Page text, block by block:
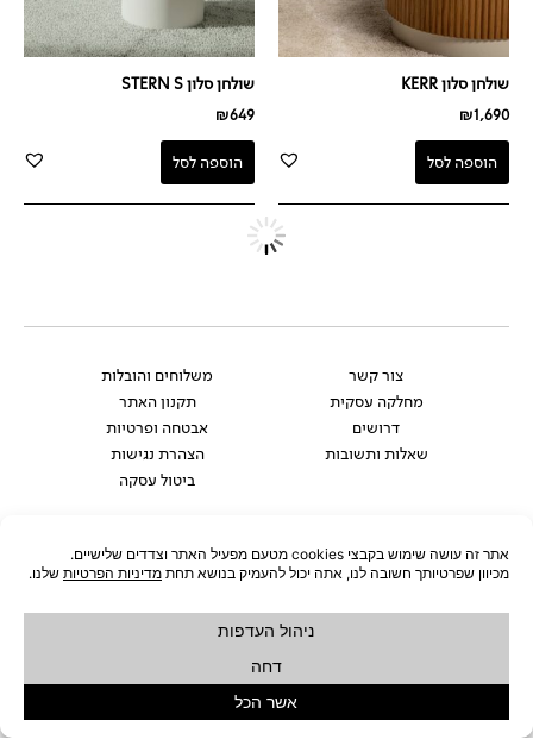
שולחן סלון KERR
₪1,690
הוספה לסל
שולחן סלון STERN S
₪649
הוספה לסל
צור קשר
מחלקה עסקית
דרושים
שאלות ותשובות
משלוחים והובלות
תקנון האתר
אבטחה ופרטיות
הצהרת נגישות
ביטול עסקה
Pinterest
Instagram
Facebook-
Whatsapp
להצטרפות לניוזלטר